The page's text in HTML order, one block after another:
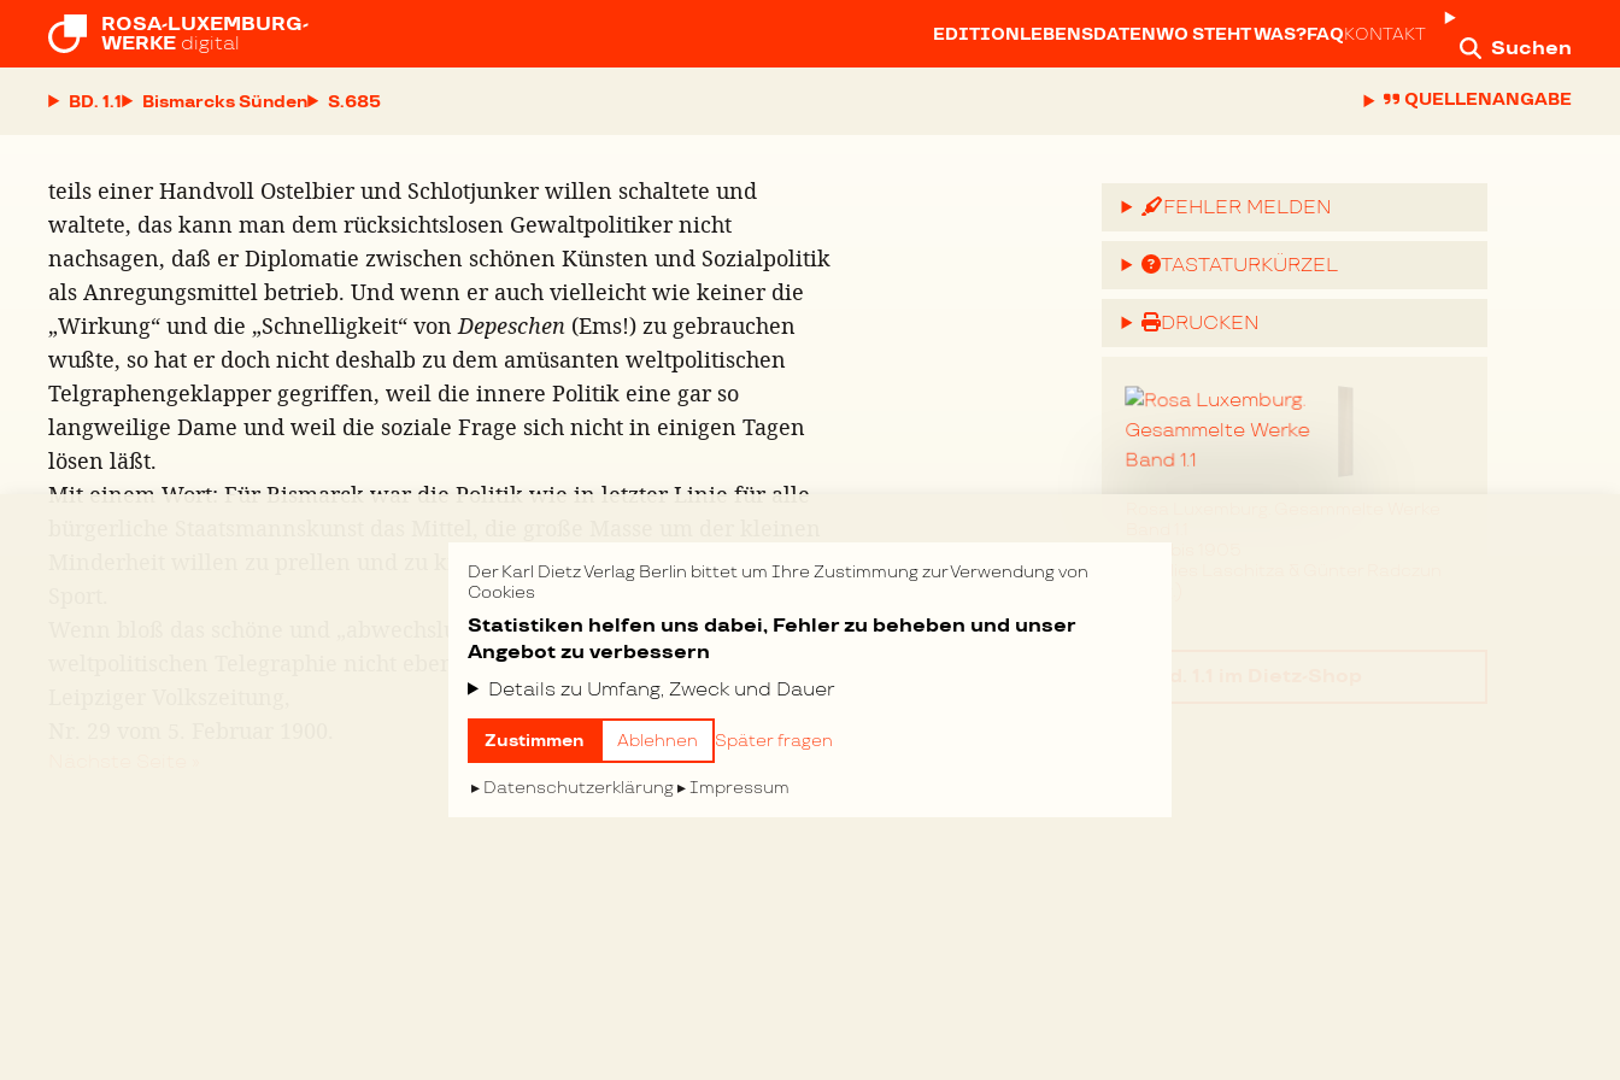
Der Karl Dietz Verlag Berlin bittet um Ihre Zustimmung zur Verwendung von
Cookies
Statistiken helfen uns dabei, Fehler zu beheben und unser
Angebot zu verbessern
Details zu Umfang, Zweck und Dauer
Zustimmen Ablehnen Später fragen
Datenschutzerklärung Impressum
ROSA-LUXEMBURG-
WERKE digital EDITIONLEBENSDATENWO STEHT WAS?FAQKONTAKT
Suchen
BD. 1.1 Bismarcks Sünden S. QUELLENANGABE
teils einer Handvoll Ostelbier und Schlotjunker willen schaltete und
waltete, das kann man dem rücksichtslosen Gewaltpolitiker nicht
nachsagen, daß er Diplomatie zwischen schönen Künsten und Sozialpolitik
als Anregungsmittel betrieb. Und wenn er auch vielleicht wie keiner die
„Wirkung“ und die „Schnelligkeit“ vonDepeschen (Ems!) zu gebrauchen
wußte, so hat er doch nicht deshalb zu dem amüsanten weltpolitischen
Telgraphengeklapper gegriffen, weil die innere Politik eine gar so
langweilige Dame und weil die soziale Frage sich nicht in einigen Tagen
lösen läßt.
Mit einem Wort: Für Bismarck war die Politik wie in letzter Linie für alle
Minderheit willen zu prellen und zu knechten. Sie war für ihn niemals
Wenn bloß das schöne und „abwechslungsreiche“ Gebiet der
weltpolitischen Telegraphie nicht eben neue 5Milliardenkosten würde!
FEHLER MELDEN
TASTATURKÜRZEL
DRUCKEN